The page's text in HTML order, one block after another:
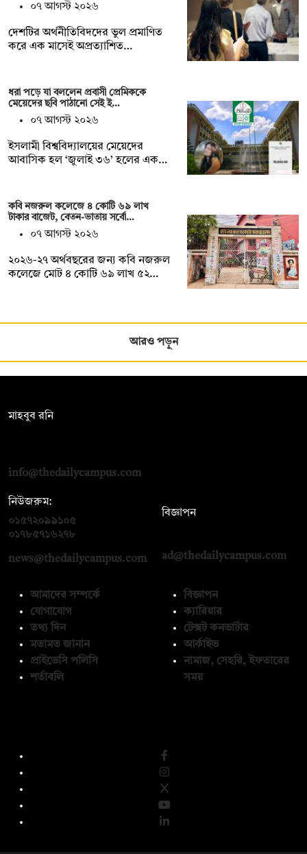
০৭ আগস্ট ২০২৬
দেশটির অর্থনীতিবিদদের ভুল প্রমাণিত
করে এক মাসেই অপ্রত্যাশিত…
ধরা পড়ে যা বললেন প্রবাসী প্রেমিককে
মেয়েদের ছবি পাঠানো সেই ই…
০৭ আগস্ট ২০২৬
ইসলামী বিশ্ববিদ্যালয়ের মেয়েদের
আবাসিক হল ‘জুলাই ৩৬’ হলের এক…
কবি নজরুল কলেজে ৪ কোটি ৬৯ লাখ
টাকার বাজেট, বেতন-ভাতায় সর্বো…
০৭ আগস্ট ২০২৬
২০২৬-২৭ অর্থবছরের জন্য কবি নজরুল
কলেজে মোট ৪ কোটি ৬৯ লাখ ৫২…
আরও পড়ুন
মাহবুব রনি
info@thedailycampus.com
নিউজরুম:
০১৫৭২০৯৯১০৫
০১৭৮৫৭১৬২৭৮
news@thedailycampus.com
বিজ্ঞাপন
ad@thedailycampus.com
আমাদের সম্পর্কে
যোগাযোগ
তথ্য দিন
মতামত জানান
প্রাইভেসি পলিসি
শর্তাবলি
বিজ্ঞাপন
ক্যারিয়ার
টেক্সট কনভার্টার
আর্কাইভ
নামাজ, সেহরি, ইফতারের
সময়